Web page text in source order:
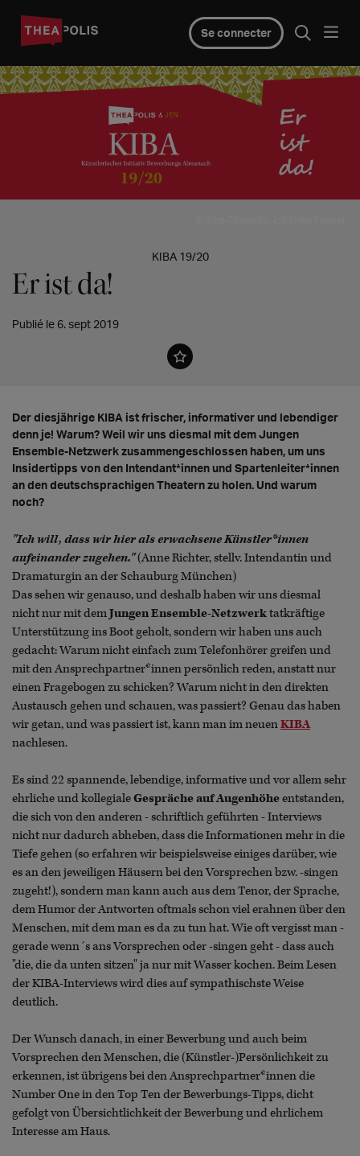
Se connecter
KIBA 19/20
Er ist da!
Publié le 6. sept 2019
Der diesjährige KIBA ist frischer, informativer und lebendiger
denn je! Warum? Weil wir uns diesmal mit dem Jungen
Ensemble-Netzwerk zusammengeschlossen haben, um uns
Insidertipps von den Intendant*innen und Spartenleiter*innen
an den deutschsprachigen Theatern zu holen. Und warum
noch?
"Ich will, dass wir hier als erwachsene Künstler*innen
aufeinander zugehen."(Anne Richter, stellv. Intendantin und
Dramaturgin an der Schauburg München)
Das sehen wir genauso, und deshalb haben wir uns diesmal
nicht nur mit demJungen Ensemble-Netzwerktatkräftige
Unterstützung ins Boot geholt, sondern wir haben uns auch
gedacht: Warum nicht einfach zum Telefonhörer greifen und
mit den Ansprechpartner*innen persönlich reden, anstatt nur
einen Fragebogen zu schicken? Warum nicht in den direkten
Austausch gehen und schauen, was passiert? Genau das haben
wir getan, und was passiert ist, kann man im neuenKIBA
nachlesen.
Es sind 22 spannende, lebendige, informative und vor allem sehr
ehrliche und kollegialeGespräche auf Augenhöheentstanden,
die sich von den anderen - schriftlich geführten - Interviews
nicht nur dadurch abheben, dass die Informationen mehr in die
Tiefe gehen (so erfahren wir beispielsweise einiges darüber, wie
es an den jeweiligen Häusern bei den Vorsprechen bzw. -singen
zugeht!), sondern man kann auch aus dem Tenor, der Sprache,
dem Humor der Antworten oftmals schon viel erahnen über den
Menschen, mit dem man es da zu tun hat. Wie oft vergisst man -
gerade wenn´s ans Vorsprechen oder -singen geht - dass auch
"die, die da unten sitzen" ja nur mit Wasser kochen. Beim Lesen
der KIBA-Interviews wird dies auf sympathischste Weise
deutlich.
Der Wunsch danach, in einer Bewerbung und auch beim
Vorsprechen den Menschen, die (Künstler-)Persönlichkeit zu
erkennen, ist übrigens bei den Ansprechpartner*innen die
Number One in den Top Ten der Bewerbungs-Tipps, dicht
gefolgt von Übersichtlichkeit der Bewerbung und ehrlichem
Interesse am Haus.